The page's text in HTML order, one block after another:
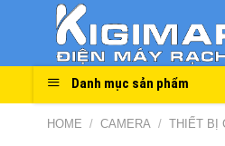
Danh mục sản phẩm
HOME / CAMERA / THIẾT BỊ